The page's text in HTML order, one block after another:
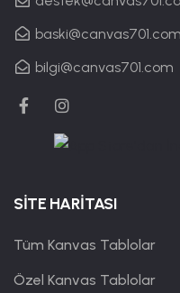
baski@canvas701.com
bilgi@canvas701.com
SİTE HARİTASI
Tüm Kanvas Tablolar
Özel Kanvas Tablolar